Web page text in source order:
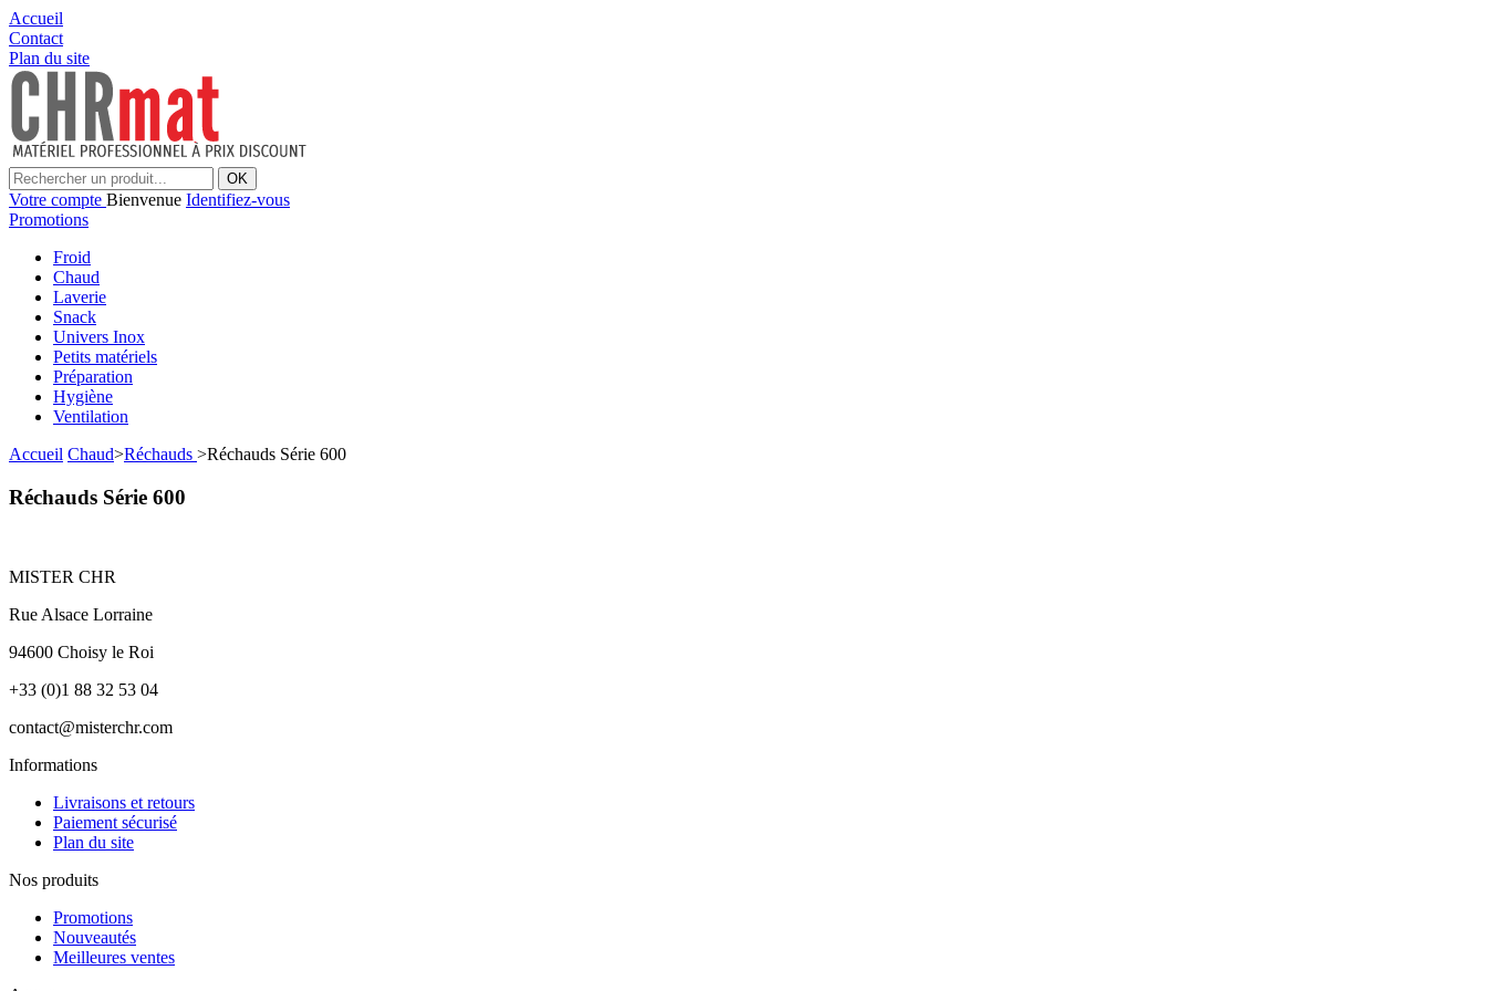
Accueil
Contact
Plan du site
OK
Votre compte Bienvenue Identifiez-vous
Promotions
Froid
Chaud
Laverie
Snack
Univers Inox
Petits matériels
Préparation
Hygiène
Ventilation
Accueil Chaud>Réchauds >Réchauds Série 600
Réchauds Série 600
MISTER CHR
Rue Alsace Lorraine
94600 Choisy le Roi
+33 (0)1 88 32 53 04
contact@misterchr.com
Informations
Livraisons et retours
Paiement sécurisé
Plan du site
Nos produits
Promotions
Nouveautés
Meilleures ventes